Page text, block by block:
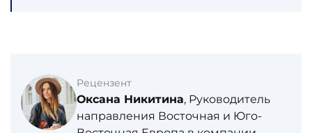
Рецензент
Оксана Никитина, Руководитель
направления Восточная и Юго-